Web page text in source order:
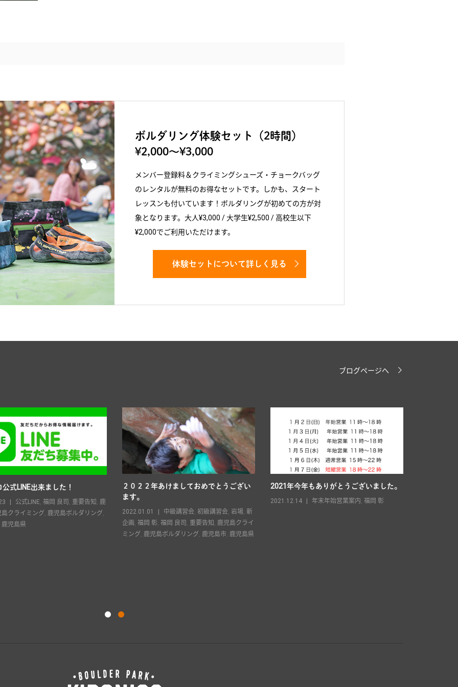
ボルダリング体験セット（2時間）
¥2,000〜¥3,000
メンバー登録料＆クライミングシューズ・チョークバッグ
のレンタルが無料のお得なセットです。しかも、スタート
レッスンも付いています！ボルダリングが初めての方が対
象となります。大人¥3,000 / 大学生¥2,500 / 高校生以下
¥2,000でご利用いただけます。
体験セットについて詳しく見る
ブログページへ
式LINE出来ました！
公式LINE 福岡 良司 重要告知
鹿
島クライミング 鹿児島ボルダリング
鹿児島県
２０２２年あけましておめでとうござい
ます。
2022.01.01 中級講習会 初級講習会 岩場, 新
企画 福岡 彰 福岡 良司 重要告知
鹿児島クライ
ミング 鹿児島ボルダリング 鹿児島市, 鹿児島県
2021年今年もありがとうございました。
2021.12.14 年末年始営業案内 福岡 彰